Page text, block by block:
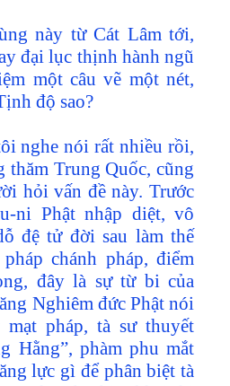
này từ Cát Lâm tới,
đại lục thịnh hành ngũ
một câu vẽ một nét,
độ sao?
nghe nói rất nhiều rồi,
thăm Trung Quốc, cũng
hỏi vấn đề này. Trước
ni Phật nhập diệt, vô
đệ tử đời sau làm thế
chánh pháp, điểm
đây là sự từ bi của
Nghiêm đức Phật nói
pháp, tà sư thuyết
Hằng”, phàm phu mắt
lực gì để phân biệt tà